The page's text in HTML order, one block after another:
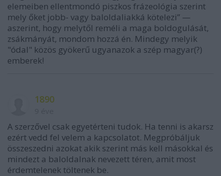
elemeiben ellentmondó piszkos frázeológia szerint
mely őket jobb- vagy baloldaliakká kötelezi” —
aszerint, hogy melytől reméli a maga boldogulását,
zsákmányát, mondom hozzá én. Mindegy melyik
"ódal" közös gyökerű ugyanazok a szép magyar(?)
emberek!
1890
A szerzővel csak egyetérteni tudok. Ha tenni is akarsz
ezért vedd fel velem a kapcsolatot. Megpróbáljuk
összeszedni azokat akik szerint más kell másokkal és
mindezt a baloldalnak nevezett téren, amit most
érdemtelenek töltenek be.